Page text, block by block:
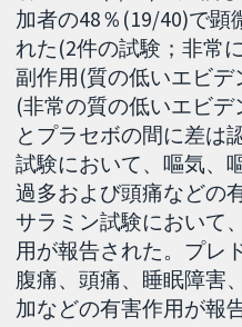
加者の48％(19/40)で顕
れた(2件の試験；非常
副作用(質の低いエビ
(非常の質の低いエビ
とプラセボの間に差は
試験において、嘔気、
過多および頭痛などの
サラミン試験において
用が報告された。プレ
腹痛、頭痛、睡眠障害
加などの有害作用が報